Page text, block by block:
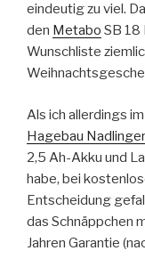
eindeutig zu viel.
den Metabo SB 18
Wunschliste
Als ich allerdings
Hagebau Nadlinger
2,5 Ah-Akku und
habe, bei
Entscheidung
das Schnäppchen
Jahren Garantie